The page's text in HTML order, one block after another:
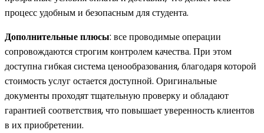
процесс удобным и безопасным для студента.
Дополнительные плюсы: все проводимые операции
сопровождаются строгим контролем качества. При этом
доступна гибкая система ценообразования, благодаря которой
стоимость услуг остается доступной. Оригинальные
документы проходят тщательную проверку и обладают
гарантией соответствия, что повышает уверенность клиентов
в их приобретении.